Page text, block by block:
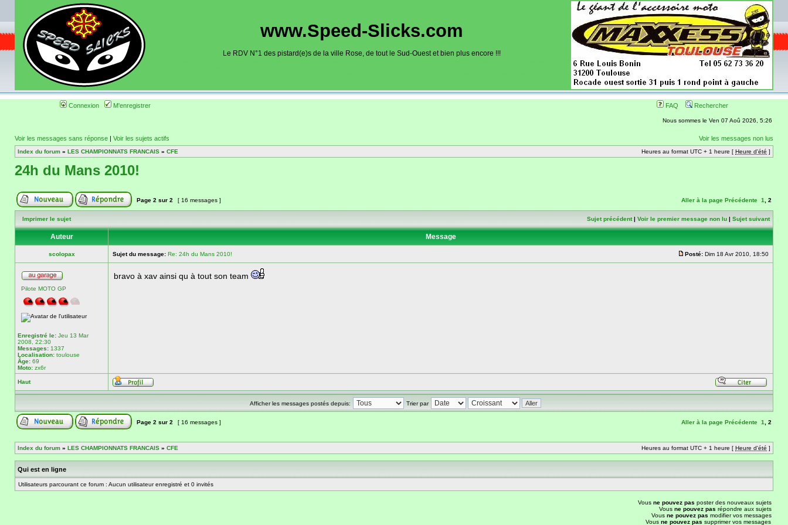
www.Speed-Slicks.com
Le RDV N°1 des pistard(e)s de la ville Rose, de tout le Sud-Ouest et bien plus encore !!!
Connexion M'enregistrer FAQ Rechercher
Nous sommes le Ven 07 Aoû 2026, 5:26
Voir les messages sans réponse | Voir les sujets actifs Voir les messages non lus
Index du forum » LES CHAMPIONNATS FRANCAIS » CFE Heures au format UTC + 1 heure [ Heure d'été ]
24h du Mans 2010!
Page 2 sur 2 [ 16 messages ] Aller à la page Précédente 1 2
Imprimer le sujet Sujet précédent| Voir le premier message non lu | Sujet suivant
Auteur Message
scolopax Sujet du message: Re: 24h du Mans 2010! Posté: Dim 18 Avr 2010, 18:50
Pilote MOTO GP
Enregistré le: Jeu 13 Mar
2008, 22:30
Messages: 1337
Localisation: toulouse
Âge: 69
Moto: zx6r
bravo à xav ainsi qu à tout son team
Haut
Afficher les messages postés depuis: Trier par
Page 2 sur 2 [ 16 messages ] Aller à la page Précédente 1 2
Index du forum » LES CHAMPIONNATS FRANCAIS » CFE Heures au format UTC + 1 heure [ Heure d'été ]
Qui est en ligne
Utilisateurs parcourant ce forum : Aucun utilisateur enregistré et 0 invités
Vous ne pouvez pas poster des nouveaux sujets
Vous ne pouvez pas répondre aux sujets
Vous ne pouvez pas modifier vos messages
Vous ne pouvez pas supprimer vos messages